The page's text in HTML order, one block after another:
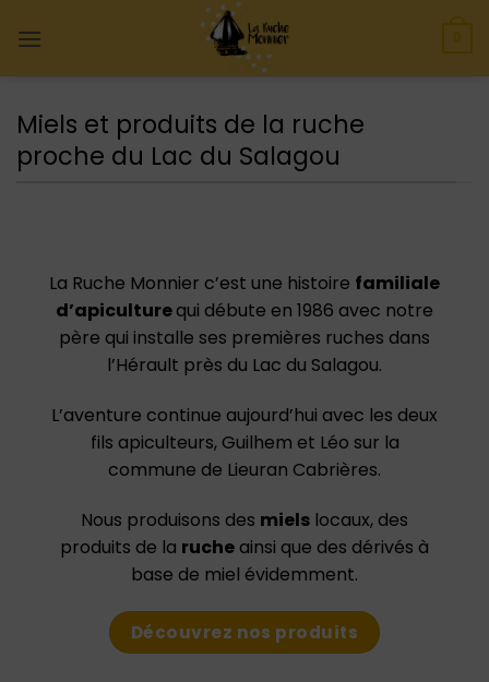
Miels et produits de la ruche
proche du Lac du Salagou
La Ruche Monnier c’est une histoire familiale
d’apiculturequi débute en 1986 avec notre
père qui installe ses premières ruches dans
l’Hérault près du Lac du Salagou.​
L’aventure continue aujourd’hui avec les deux
fils apiculteurs, Guilhem et Léo sur la
commune de Lieuran Cabrières.
Nous produisons des miels locaux, des
produits de la ruche ainsi que des dérivés à
base de miel évidemment.
Découvrez nos produits